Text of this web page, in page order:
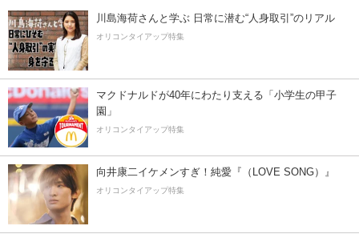
川島海荷さんと学ぶ 日常に潜む“人身取引”のリアル
オリコンタイアップ特集
マクドナルドが40年にわたり支える「小学生の甲子
園」
オリコンタイアップ特集
向井康二イケメンすぎ！純愛『（LOVE SONG）』
オリコンタイアップ特集